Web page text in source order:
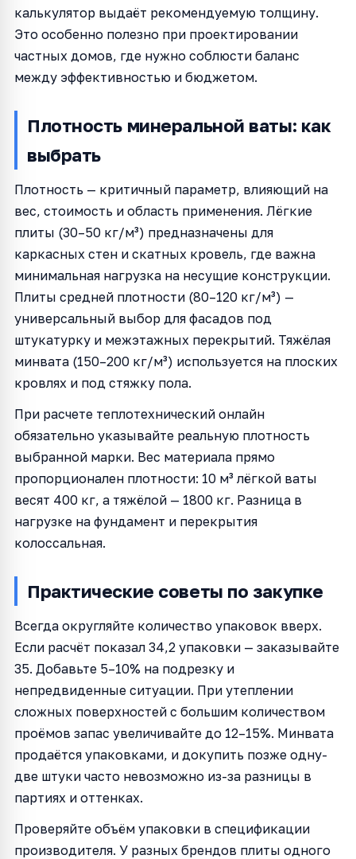
калькулятор выдаёт рекомендуемую толщину.
Это особенно полезно при проектировании
частных домов, где нужно соблюсти баланс
между эффективностью и бюджетом.
Плотность минеральной ваты: как
выбрать
Плотность — критичный параметр, влияющий на
вес, стоимость и область применения. Лёгкие
плиты (30–50 кг/м³) предназначены для
каркасных стен и скатных кровель, где важна
минимальная нагрузка на несущие конструкции.
Плиты средней плотности (80–120 кг/м³) —
универсальный выбор для фасадов под
штукатурку и межэтажных перекрытий. Тяжёлая
минвата (150–200 кг/м³) используется на плоских
кровлях и под стяжку пола.
При расчете теплотехнический онлайн
обязательно указывайте реальную плотность
выбранной марки. Вес материала прямо
пропорционален плотности: 10 м³ лёгкой ваты
весят 400 кг, а тяжёлой — 1800 кг. Разница в
нагрузке на фундамент и перекрытия
колоссальная.
Практические советы по закупке
Всегда округляйте количество упаковок вверх.
Если расчёт показал 34,2 упаковки — заказывайте
35. Добавьте 5–10% на подрезку и
непредвиденные ситуации. При утеплении
сложных поверхностей с большим количеством
проёмов запас увеличивайте до 12–15%. Минвата
продаётся упаковками, и докупить позже одну-
две штуки часто невозможно из-за разницы в
партиях и оттенках.
Проверяйте объём упаковки в спецификации
производителя. У разных брендов плиты одного